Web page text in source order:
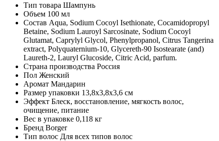
Тип товара Шампунь
Объем 100 мл
Состав Aqua, Sodium Cocoyl Isethionate, Cocamidopropyl
Betaine, Sodium Lauroyl Sarcosinate, Sodium Cocoyl
Glutamat, Caprylyl Glycol, Phenylpropanol, Citrus Tangerina
extract, Polyquaternium-10, Glycereth-90 Isostearate (and)
Laureth-2, Lauryl Glucoside, Citric Acid, parfum.
Страна производства Россия
Пол Женский
Аромат Мандарин
Размер упаковки 13,8х3,8х3,6 см
Эффект Блеск, восстановление, мягкость волос,
очищение, питание
Вес в упаковке 0,118 кг
Бренд Borger
Тип волос Для всех типов волос